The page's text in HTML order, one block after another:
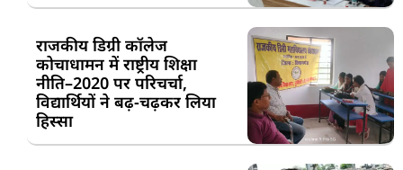
राजकीय डिग्री कॉलेज
कोचाधामन में राष्ट्रीय शिक्षा
नीति–2020 पर परिचर्चा,
विद्यार्थियों ने बढ़-चढ़कर लिया
हिस्सा